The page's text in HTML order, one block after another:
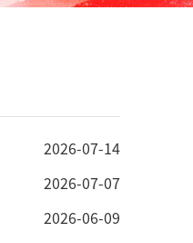
2026-07-14
2026-07-07
2026-06-09